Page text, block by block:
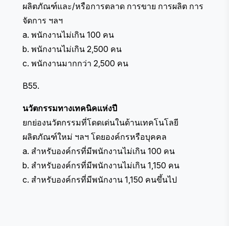
ผลิตภัณฑ์และ/หรือการตลาด การขาย การผลิต การ
จัดการ ฯลฯ
a. พนักงานไม่เกิน 100 คน
b. พนักงานไม่เกิน 2,500 คน
c. พนักงานมากกว่า 2,500 คน
B55.
นวัตกรรมทางเทคนิคแห่งปี
ยกย่องนวัตกรรมที่โดดเด่นในด้านเทคโนโลยี
ผลิตภัณฑ์ใหม่ ฯลฯ โดยองค์กรหรือบุคคล
a. สำหรับองค์กรที่มีพนักงานไม่เกิน 100 คน
b. สำหรับองค์กรที่มีพนักงานไม่เกิน 1,150 คน
c. สำหรับองค์กรที่มีพนักงาน 1,150 คนขึ้นไป